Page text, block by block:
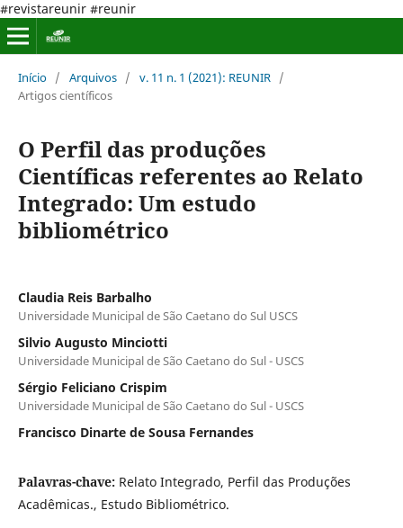
#revistareunir #reunir
Início / Arquivos / v. 11 n. 1 (2021): REUNIR /
Artigos científicos
O Perfil das produções
Científicas referentes ao Relato
Integrado: Um estudo
bibliométrico
Claudia Reis Barbalho
Universidade Municipal de São Caetano do Sul USCS
Silvio Augusto Minciotti
Universidade Municipal de São Caetano do Sul - USCS
Sérgio Feliciano Crispim
Universidade Municipal de São Caetano do Sul - USCS
Francisco Dinarte de Sousa Fernandes
Palavras-chave: Relato Integrado, Perfil das Produções
Acadêmicas., Estudo Bibliométrico.